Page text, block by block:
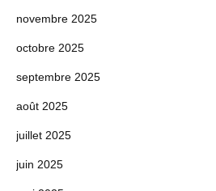
novembre 2025
octobre 2025
septembre 2025
août 2025
juillet 2025
juin 2025